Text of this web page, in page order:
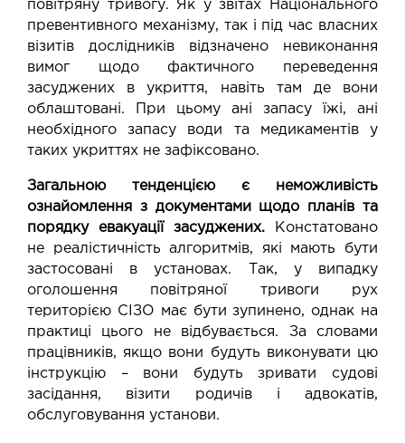
повітряну тривогу. Як у звітах Національного
превентивного механізму, так і під час власних
візитів дослідників відзначено невиконання
вимог щодо фактичного переведення
засуджених в укриття, навіть там де вони
облаштовані. При цьому ані запасу їжі, ані
необхідного запасу води та медикаментів у
таких укриттях не зафіксовано.
Загальною тенденцією є неможливість
ознайомлення з документами щодо планів та
порядку евакуації засуджених. Констатовано
не реалістичність алгоритмів, які мають бути
застосовані в установах. Так, у випадку
оголошення повітряної тривоги рух
територією СІЗО має бути зупинено, однак на
практиці цього не відбувається. За словами
працівників, якщо вони будуть виконувати цю
інструкцію – вони будуть зривати судові
засідання, візити родичів і адвокатів,
обслуговування установи.